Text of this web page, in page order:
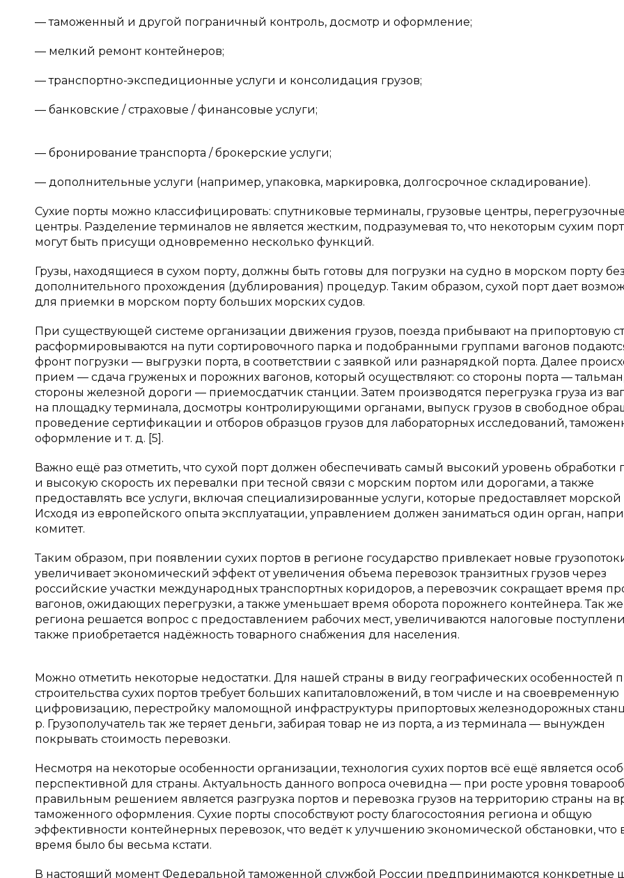
— таможенный и другой пограничный контроль, досмотр и оформление;
— мелкий ремонт контейнеров;
— транспортно-экспедиционные услуги и консолидация грузов;
— банковские / страховые / финансовые услуги;
— бронирование транспорта / брокерские услуги;
— дополнительные услуги (например, упаковка, маркировка, долгосрочное складирование).
Сухие порты можно классифицировать: спутниковые терминалы, грузовые центры, перегрузочные
центры. Разделение терминалов не является жестким, подразумевая то, что некоторым сухим
могут быть присущи одновременно несколько функций.
Грузы, находящиеся в сухом порту, должны быть готовы для погрузки на судно в морском порту без
дополнительного прохождения (дублирования) процедур. Таким образом, сухой порт дает
для приемки в морском порту больших морских судов.
При существующей системе организации движения грузов, поезда прибывают на припортовую
расформировываются на пути сортировочного парка и подобранными группами вагонов
фронт погрузки — выгрузки порта, в соответствии с заявкой или разнарядкой порта. Далее
прием — сдача груженых и порожних вагонов, который осуществляют: со стороны порта —
стороны железной дороги — приемосдатчик станции. Затем производятся перегрузка груза из
на площадку терминала, досмотры контролирующими органами, выпуск грузов в свободное
проведение сертификации и отборов образцов грузов для лабораторных исследований,
оформление и т. д. [5].
Важно ещё раз отметить, что сухой порт должен обеспечивать самый высокий уровень обработки
и высокую скорость их перевалки при тесной связи с морским портом или дорогами, а также
предоставлять все услуги, включая специализированные услуги, которые предоставляет морской
Исходя из европейского опыта эксплуатации, управлением должен заниматься один орган,
комитет.
Таким образом, при появлении сухих портов в регионе государство привлекает новые
увеличивает экономический эффект от увеличения объема перевозок транзитных грузов через
российские участки международных транспортных коридоров, а перевозчик сокращает время
вагонов, ожидающих перегрузки, а также уменьшает время оборота порожнего контейнера. Так
региона решается вопрос с предоставлением рабочих мест, увеличиваются налоговые
также приобретается надёжность товарного снабжения для населения.
Можно отметить некоторые недостатки. Для нашей страны в виду географических особенностей
строительства сухих портов требует больших капиталовложений, в том числе и на своевременную
цифровизацию, перестройку маломощной инфраструктуры припортовых железнодорожных
р. Грузополучатель так же теряет деньги, забирая товар не из порта, а из терминала — вынужден
покрывать стоимость перевозки.
Несмотря на некоторые особенности организации, технология сухих портов всё ещё является
перспективной для страны. Актуальность данного вопроса очевидна — при росте уровня
правильным решением является разгрузка портов и перевозка грузов на территорию страны на
таможенного оформления. Сухие порты способствуют росту благосостояния региона и общую
эффективности контейнерных перевозок, что ведёт к улучшению экономической обстановки, что
время было бы весьма кстати.
В настоящий момент Федеральной таможенной службой России предпринимаются конкретные